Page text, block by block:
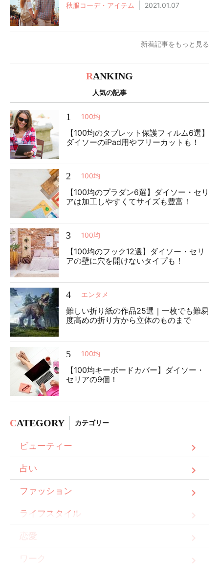
秋服コーデ・アイテム 2021.01.07
新着記事をもっと見る
RANKING
人気の記事
1 100均
【100均のタブレット保護フィルム6選】
ダイソーのiPad用やフリーカットも！
2 100均
【100均のプラダン6選】ダイソー・セリ
アは加工しやすくてサイズも豊富！
3 100均
【100均のフック12選】ダイソー・セリ
アの壁に穴を開けないタイプも！
4 エンタメ
難しい折り紙の作品25選｜一枚でも難易
度高めの折り方から立体のものまで
5 100均
【100均キーボードカバー】ダイソー・
セリアの9個！
CATEGORY カテゴリー
ビューティー
占い
ファッション
ライフスタイル
恋愛
ワーク